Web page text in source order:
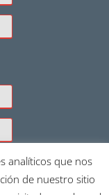
analíticos que nos
de nuestro sitio